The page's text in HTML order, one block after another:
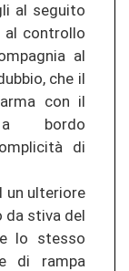
al seguito
al controllo
al
che il
con il
a bordo
di
un ulteriore
da stiva del
lo stesso
di rampa